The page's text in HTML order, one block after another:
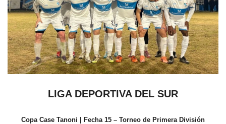
LIGA DEPORTIVA DEL SUR
Copa Case Tanoni | Fecha 15 – Torneo de Primera División